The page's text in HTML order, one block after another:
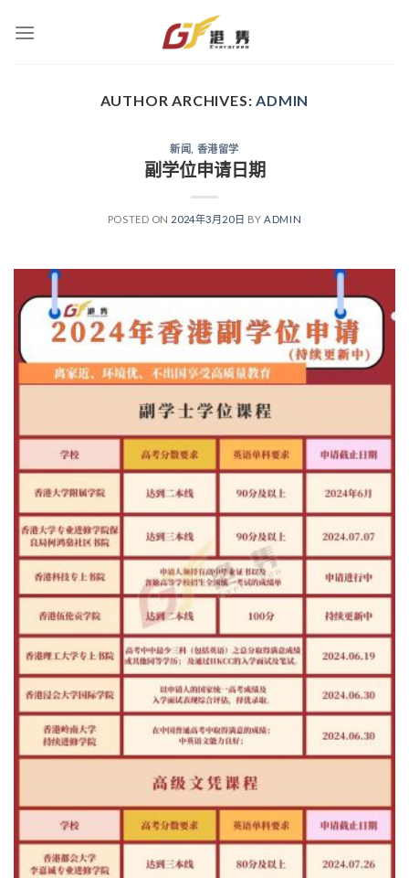
AUTHOR ARCHIVES:ADMIN
新闻 香港留学
副学位申请日期
POSTED ON 2024年3月20日 BY ADMIN